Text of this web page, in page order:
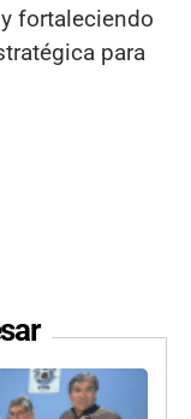
fortaleciendo
para